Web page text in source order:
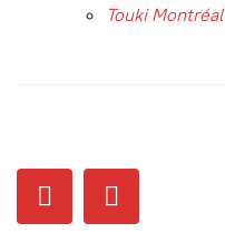
Touki Montréal